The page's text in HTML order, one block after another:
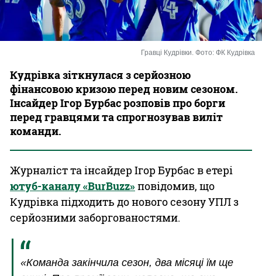
Гравці Кудрівки. Фото: ФК Кудрівка
Кудрівка зіткнулася з серйозною
фінансовою кризою перед новим сезоном.
Інсайдер Ігор Бурбас розповів про борги
перед гравцями та спрогнозував виліт
команди.
Журналіст та інсайдер Ігор Бурбас в етері
ютуб-каналу «BurBuzz»повідомив, що
Кудрівка підходить до нового сезону УПЛ з
серйозними заборгованостями.
«Команда закінчила сезон, два місяці їм ще